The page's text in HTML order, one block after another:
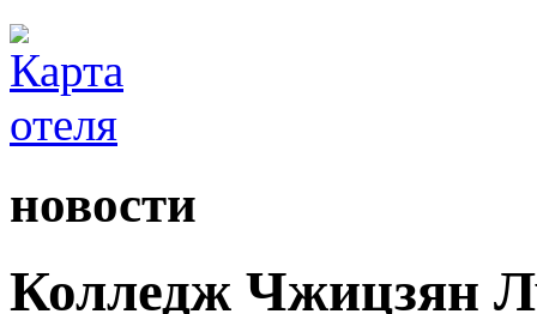
новости
Колледж Чжицзян